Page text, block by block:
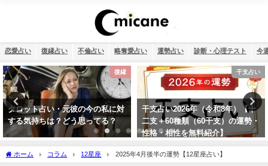
恋愛占い 復縁占い 不倫占い 略奪愛占い 運勢占い 診断・心理テスト 今
干支占い
干支占い2026年（令和8年）【十
二支＋60種類（60干支）の運勢・
性格・相性を無料紹介】
恋愛
タロット占い・恋人はいつでき
る？彼氏はいつできるのか診断し
ます！
ホーム コラム 12星座 2025年4月後半の運勢【12星座占い】